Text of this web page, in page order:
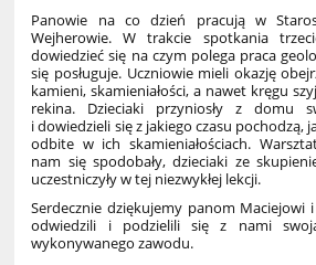
Panowie na co dzień pracują w
Wejherowie. W trakcie spotkania
dowiedzieć się na czym polega praca
się posługuje. Uczniowie mieli okazję
kamieni, skamieniałości, a nawet kręgu
rekina. Dzieciaki przyniosły z domu
i dowiedzieli się z jakiego czasu pochodzą,
odbite w ich skamieniałościach.
nam się spodobały, dzieciaki ze
uczestniczyły w tej niezwykłej lekcji.
Serdecznie dziękujemy panom Maciejowi
odwiedzili i podzielili się z nami
wykonywanego zawodu.